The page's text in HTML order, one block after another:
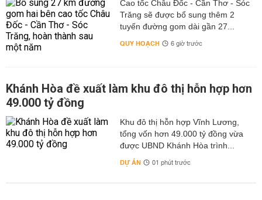
Cao tốc Châu Đốc - Cần Thơ - Sóc
Trăng sẽ được bổ sung thêm 2
tuyến đường gom dài gần 27...
QUY HOẠCH 6 giờ trước
Khánh Hòa đề xuất làm khu đô thị hỗn hợp hơn
49.000 tỷ đồng
Khu đô thị hỗn hợp Vĩnh Lương,
tổng vốn hơn 49.000 tỷ đồng vừa
được UBND Khánh Hòa trình...
DỰ ÁN 01 phút trước